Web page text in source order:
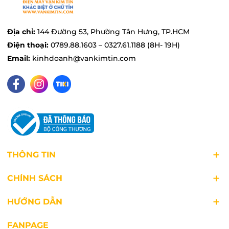
Quạt trần Panasonic sử dụng motor bạc đạn cho
tốc độ quay cao, ổn định và hoạt động êm
ái, hạn chế tối đa ảnh hưởng đến không gian
sinh hoạt của gia đình.
Địa chỉ: 144 Đường 53, Phường Tân Hưng, TP.HCM
Điện thoại: 0789.88.1603 – 0327.61.1188 (8H- 19H)
Email: kinhdoanh@vankimtin.com
THÔNG TIN
CHÍNH SÁCH
HƯỚNG DẪN
FANPAGE